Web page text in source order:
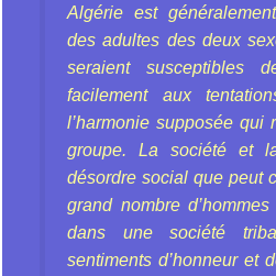
Algérie est
des adultes des deux
seraient susceptibles
facilement aux
l’harmonie supposée qui
groupe. La société et
désordre social que peut
grand nombre
dans une société
sentiments d’honneur et